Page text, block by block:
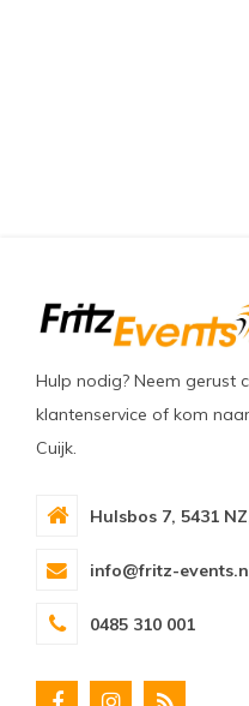
Hulp nodig? Neem gerust
klantenservice of kom
Cuijk.
Hulsbos 7, 5431
info@fritz-
0485 310 001